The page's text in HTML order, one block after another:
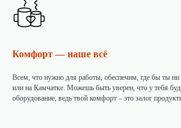
Комфорт — наше всё
Всем, что нужно для работы, обеспечим, где бы ты
или на Камчатке. Можешь быть уверен, что у тебя
оборудование, ведь твой комфорт – это залог